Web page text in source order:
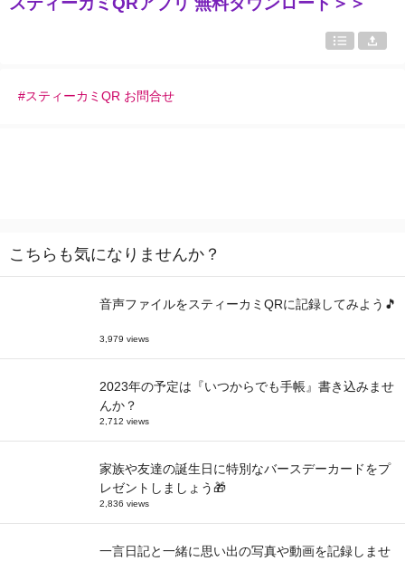
#スティーカミQR お問合せ
こちらも気になりませんか？
音声ファイルをスティーカミQRに記録してみよう🎵
3,979 views
2023年の予定は『いつからでも手帳』書き込みませ
んか？
2,712 views
家族や友達の誕生日に特別なバースデーカードをプ
レゼントしましょう🎁
2,836 views
一言日記と一緒に思い出の写真や動画を記録しませ